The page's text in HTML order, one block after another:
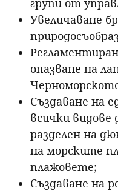
Увеличаване
опазване на
Създаване на
всички
разделен на
на морските
плажовете;
Създаване на